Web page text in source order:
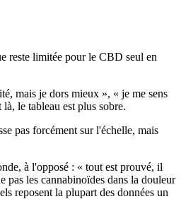
reste limitée pour le CBD seul en
mais je dors mieux », « je me sens
le tableau est plus sobre.
pas forcément sur l'échelle, mais
à l'opposé : « tout est prouvé, il
pas les cannabinoïdes dans la douleur
reposent la plupart des données un